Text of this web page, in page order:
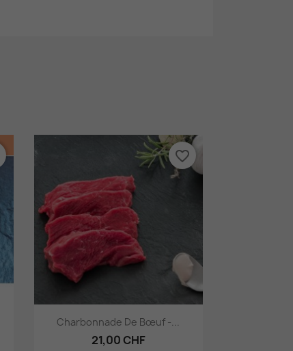
Aperçu rapide
Charbonnade De Bœuf -...
21,00 CHF
favorite_border